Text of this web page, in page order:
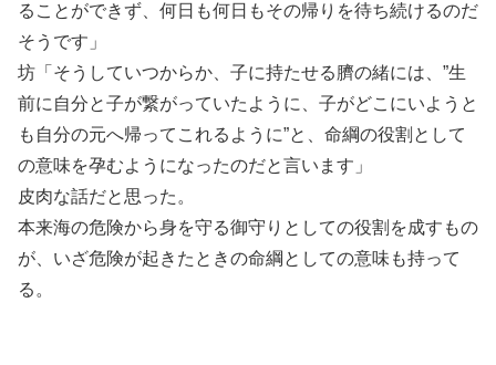
ることができず、何日も何日もその帰りを待ち続けるのだ
そうです」
坊「そうしていつからか、子に持たせる臍の緒には、”生
前に自分と子が繋がっていたように、子がどこにいようと
も自分の元へ帰ってこれるように”と、命綱の役割として
の意味を孕むようになったのだと言います」
皮肉な話だと思った。
本来海の危険から身を守る御守りとしての役割を成すもの
が、いざ危険が起きたときの命綱としての意味も持って
る。